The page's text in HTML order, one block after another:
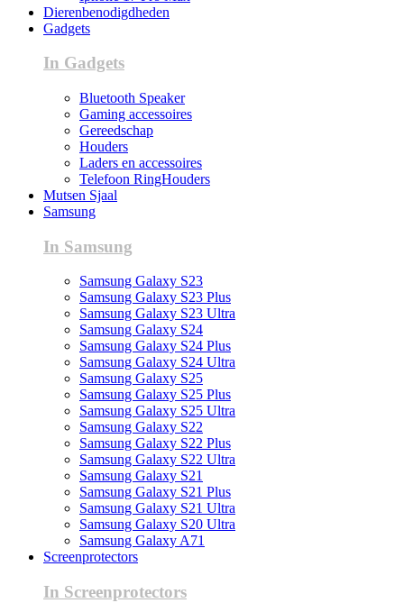
Dierenbenodigdheden
Gadgets
In Gadgets
Bluetooth Speaker
Gaming accessoires
Gereedschap
Houders
Laders en accessoires
Telefoon RingHouders
Mutsen Sjaal
Samsung
In Samsung
Samsung Galaxy S23
Samsung Galaxy S23 Plus
Samsung Galaxy S23 Ultra
Samsung Galaxy S24
Samsung Galaxy S24 Plus
Samsung Galaxy S24 Ultra
Samsung Galaxy S25
Samsung Galaxy S25 Plus
Samsung Galaxy S25 Ultra
Samsung Galaxy S22
Samsung Galaxy S22 Plus
Samsung Galaxy S22 Ultra
Samsung Galaxy S21
Samsung Galaxy S21 Plus
Samsung Galaxy S21 Ultra
Samsung Galaxy S20 Ultra
Samsung Galaxy A71
Screenprotectors
In Screenprotectors